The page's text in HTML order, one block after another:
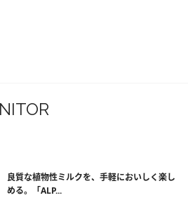
良質な植物性ミルクを、手軽においしく楽し
める。「ALP...